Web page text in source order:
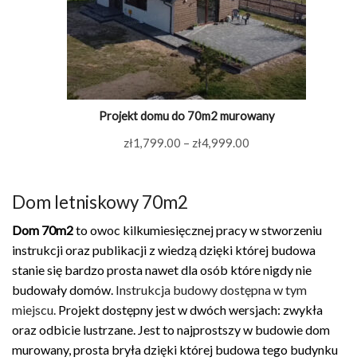
Projekt domu do 70m2 murowany
zł1,799.00 – zł4,999.00
zł4,999.00
Dom letniskowy 70m2
Dom 70m2to owoc kilkumiesięcznej pracy w stworzeniu
instrukcji oraz publikacji z wiedzą dzięki której budowa
stanie się bardzo prosta nawet dla osób które nigdy nie
budowały domów. Instrukcja budowy dostępna w tym
miejscu. Projekt dostępny jest w dwóch wersjach: zwykła
oraz odbicie lustrzane. Jest to najprostszy w budowie dom
murowany, prosta bryła dzięki której budowa tego budynku